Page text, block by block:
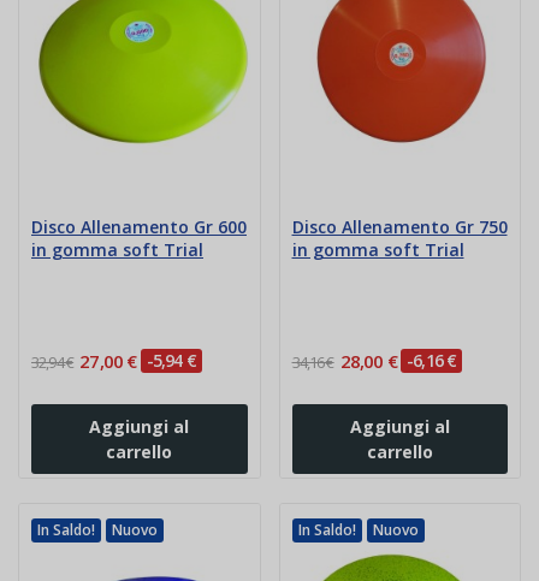
Disco Allenamento Gr 600
in gomma soft Trial
32,94 € 27,00 € -5,94 €
Aggiungi al
carrello
Disco Allenamento Gr 750
in gomma soft Trial
34,16 € 28,00 € -6,16 €
Aggiungi al
carrello
In Saldo! Nuovo In Saldo! Nuovo